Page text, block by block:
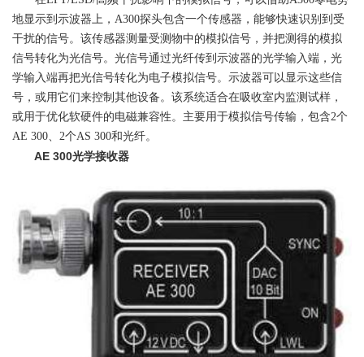
数
地显示到示波器上，A300探头包含一个传感器，能够快速识别到受
干扰的信号。该传感器测量受测物中的模拟信号，并把测得的模拟
信号转化为光信号。光信号通过光纤传到示波器的光学输入端，光
学输入端再把光信号转化为电子模拟信号。示波器可以显示这些信
号，或用它们来控制其他设备。该系统适合在吸收室内监测试样，
或用于优化软硬件的电磁兼容性。主要用于模拟信号传输，包含2个
AE 300、2个AS 300和光纤。
AE 300光学接收器